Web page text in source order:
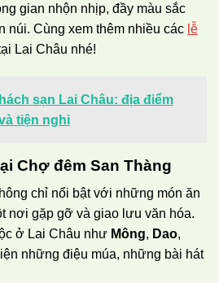
gian nhộn nhịp, đầy màu sắc
núi. Cùng xem thêm nhiều các lễ
Lai Châu nhé!
sạn Lai Châu: địa điểm
tiện nghi
Chợ đêm San Thàng
chỉ nổi bật với những món ăn
nơi gặp gỡ và giao lưu văn hóa.
ở Lai Châu như Mông, Dao,
những điệu múa, những bài hát